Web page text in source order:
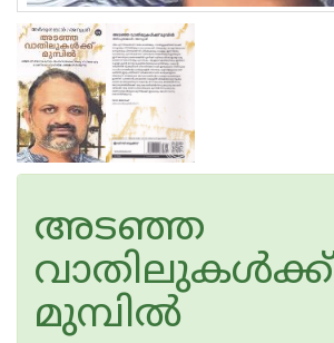
അടഞ്ഞ
വാതിലുകള്‍ക്ക്
മുമ്പില്‍